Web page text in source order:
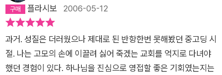
플라시보 2006-05-12
과거. 성질은 더러웠으나 제대로 된 반항한번 못해봤던 중고딩 시
절. 나는 고모의 손에 이끌려 싫어 죽겠는 교회를 억지로 다녀야
했던 경험이 있다. 하나님을 진심으로 영접할 좋은 기회였는지는